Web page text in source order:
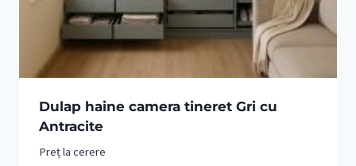
Dulap haine camera tineret Gri cu
Antracite
Preț la cerere